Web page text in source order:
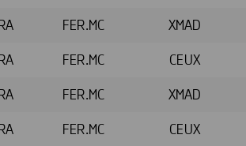
FER.MC XMAD
FER.MC CEUX
FER.MC XMAD
FER.MC CEUX